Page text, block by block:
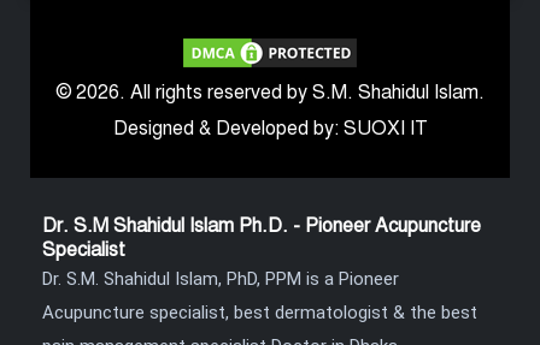
© 2026. All rights reserved by S.M. Shahidul Islam.
Designed & Developed by: SUOXI IT
Dr. S.M Shahidul Islam Ph.D. - Pioneer Acupuncture
Specialist
Dr. S.M. Shahidul Islam, PhD, PPM is a Pioneer
Acupuncture specialist, best dermatologist & the best